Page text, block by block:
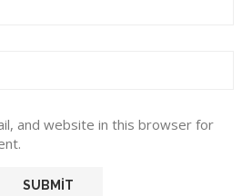
and website in this browser for